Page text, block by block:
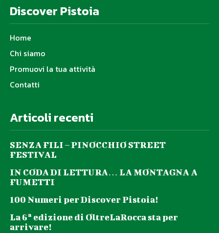
Discover Pistoia
Home
Chi siamo
Promuovi la tua attività
Contatti
Articoli recenti
SENZA FILI – PINOCCHIO STREET
FESTIVAL
IN CODA DI LETTURA… LA MONTAGNA A
FUMETTI
100 Numeri per Discover Pistoia!
La 6ª edizione di OltreLaRocca sta per
arrivare!